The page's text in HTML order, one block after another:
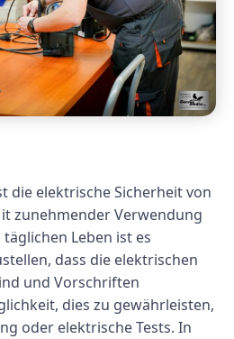
die elektrische Sicherheit von
zunehmender Verwendung
Leben ist es
dass die elektrischen
und Vorschriften
dies zu gewährleisten,
oder elektrische Tests. In